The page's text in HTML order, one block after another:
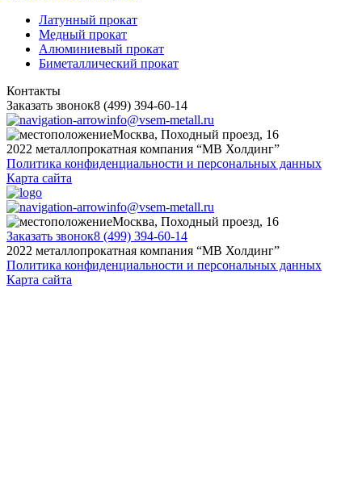
Латунный прокат
Медный прокат
Алюминиевый прокат
Биметаллический прокат
Контакты
Заказать звонок8 (499) 394-60-14
info@vsem-metall.ru
Москва, Походный проезд, 16
2022 металлопрокатная компания “MB Холдинг”
Политика конфиденциальности и персональных данных
Карта сайта
info@vsem-metall.ru
Москва, Походный проезд, 16
Заказать звонок8 (499) 394-60-14
2022 металлопрокатная компания “MB Холдинг”
Политика конфиденциальности и персональных данных
Карта сайта